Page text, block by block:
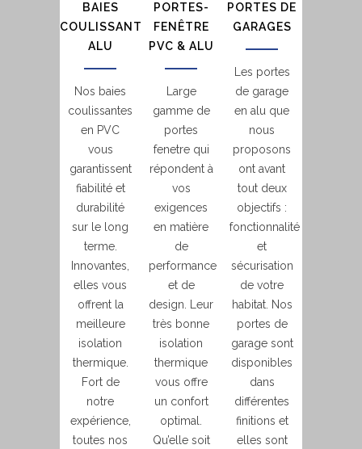
BAIES
COULISSANTES
ALU
Nos baies
coulissantes
en PVC
vous
garantissent
fiabilité et
durabilité
sur le long
terme.
Innovantes,
elles vous
offrent la
meilleure
isolation
thermique.
Fort de
notre
expérience,
toutes nos
PORTES-
FENÊTRE
PVC & ALU
Large
gamme de
portes
fenetre qui
répondent à
vos
exigences
en matière
de
performance
et de
design. Leur
très bonne
isolation
thermique
vous offre
un confort
optimal.
Qu’elle soit
PORTES DE
GARAGES
Les portes
de garage
en alu que
nous
proposons
ont avant
tout deux
objectifs :
fonctionnalité
et
sécurisation
de votre
habitat. Nos
portes de
garage sont
disponibles
dans
différentes
finitions et
elles sont